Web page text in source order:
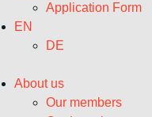
Application Form
EN
DE
About us
Our members